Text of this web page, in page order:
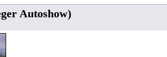
Autoshow)